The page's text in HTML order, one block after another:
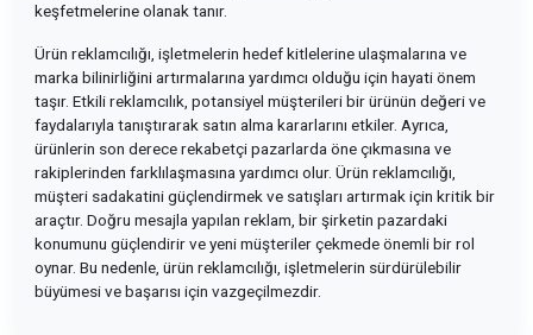
keşfetmelerine olanak tanır.
Ürün reklamcılığı, işletmelerin hedef kitlelerine ulaşmalarına ve
marka bilinirliğini artırmalarına yardımcı olduğu için hayati önem
taşır. Etkili reklamcılık, potansiyel müşterileri bir ürünün değeri ve
faydalarıyla tanıştırarak satın alma kararlarını etkiler. Ayrıca,
ürünlerin son derece rekabetçi pazarlarda öne çıkmasına ve
rakiplerinden farklılaşmasına yardımcı olur. Ürün reklamcılığı,
müşteri sadakatini güçlendirmek ve satışları artırmak için kritik bir
araçtır. Doğru mesajla yapılan reklam, bir şirketin pazardaki
konumunu güçlendirir ve yeni müşteriler çekmede önemli bir rol
oynar. Bu nedenle, ürün reklamcılığı, işletmelerin sürdürülebilir
büyümesi ve başarısı için vazgeçilmezdir.